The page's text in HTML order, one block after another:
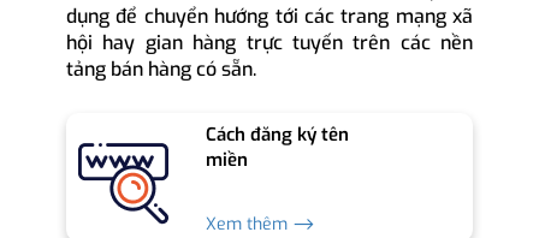
dụng để chuyển hướng tới các trang mạng xã
hội hay gian hàng trực tuyến trên các nền
tảng bán hàng có sẵn.
Cách đăng ký tên
miền
Xem thêm ⟶